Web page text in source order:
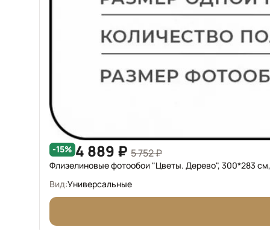
-15% 4 889 ₽ 5 752 ₽
Флизелиновые фотообои "Цветы. Дерево", 300*283
Вид:Универсальные